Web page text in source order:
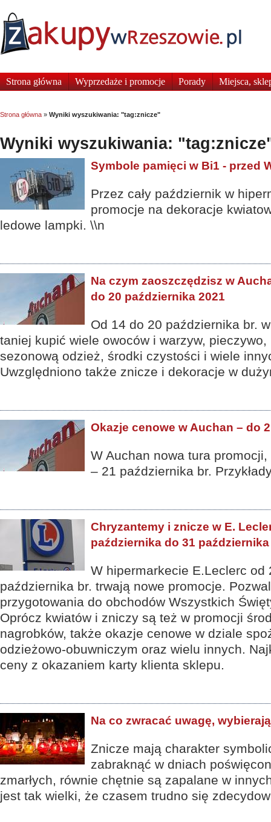
Strona główna Wyprzedaże i promocje Porady Miejsca,
Strona główna » Wyniki wyszukiwania: "tag:znicze"
Wyniki wyszukiwania:
Symbole pamięci w Bi1 - przed
Przez cały październik w
promocje na dekoracje
ledowe lampki. \\n
Na czym zaoszczędzisz w
do 20 października 2021
Od 14 do 20 października br.
taniej kupić wiele owoców i warzyw,
sezonową odzież, środki czystości i wiele
Uwzględniono także znicze i dekoracje w
Okazje cenowe w Auchan – do
W Auchan nowa tura
– 21 października br.
Chryzantemy i znicze w E.
października do 31 października
W hipermarkecie E.Leclerc od
października br. trwają nowe promocje.
przygotowania do obchodów Wszystkich
Oprócz kwiatów i zniczy są też w promocji
nagrobków, także okazje cenowe w dziale
odzieżowo-obuwniczym oraz wielu innych.
ceny z okazaniem karty klienta sklepu.
Na co zwracać uwagę,
Znicze mają charakter
zabraknąć w dniach
zmarłych, równie chętnie są zapalane w
jest tak wielki, że czasem trudno się